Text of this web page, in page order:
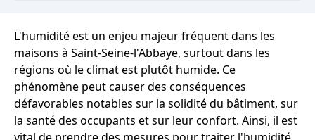
L'humidité est un enjeu majeur fréquent dans les
maisons à Saint-Seine-l'Abbaye, surtout dans les
régions où le climat est plutôt humide. Ce
phénomène peut causer des conséquences
défavorables notables sur la solidité du bâtiment, sur
la santé des occupants et sur leur confort. Ainsi, il est